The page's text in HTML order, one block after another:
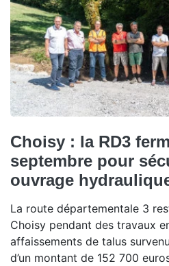
Choisy : la RD3
septembre pour
ouvrage
La route départementale 3
Choisy pendant des travaux
affaissements de talus
d’un montant de 152 700